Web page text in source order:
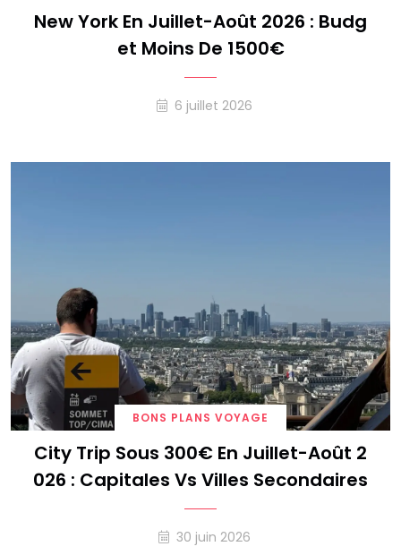
New York En Juillet-Août 2026 : Budg
Et Moins De 1500€
6 juillet 2026
BONS PLANS VOYAGE
City Trip Sous 300€ En Juillet-Août 2
026 : Capitales Vs Villes Secondaires
30 juin 2026